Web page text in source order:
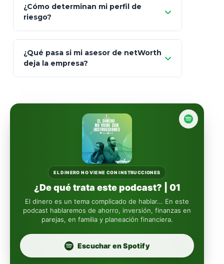
Fintual
Principal
Sura
Insignia Life
Profuturo
Art.
93
totalmente
libres de impuestos
¿Cómo determinan mi perfil de
riesgo?
¿Qué pasa si mi asesor de netWorth
deja la empresa?
automáticamente
EL DINERO NO VIENE CON INSTRUCCIONES
¿De qué trata este podcast? | 01
El dinero es un tema complicado de hablar... En este
podcast hablaremos de ahorro, inversión, finanzas en
parejas, en familia y planeación financiera.
Escuchar en Spotify